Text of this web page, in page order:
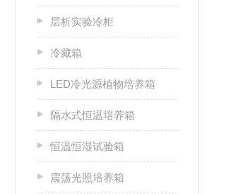
层析实验冷柜
冷藏箱
LED冷光源植物培养箱
隔水式恒温培养箱
恒温恒湿试验箱
震荡光照培养箱